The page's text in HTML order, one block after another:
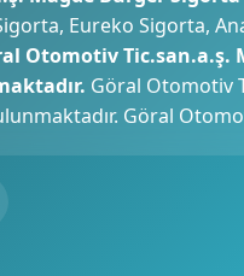
Eureko Sigorta,
Otomotiv Tic.san.a.ş.
Göral Otomotiv
Göral